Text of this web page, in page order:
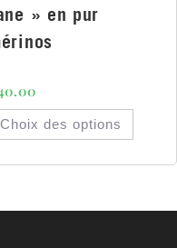
» en pur
Choix des options